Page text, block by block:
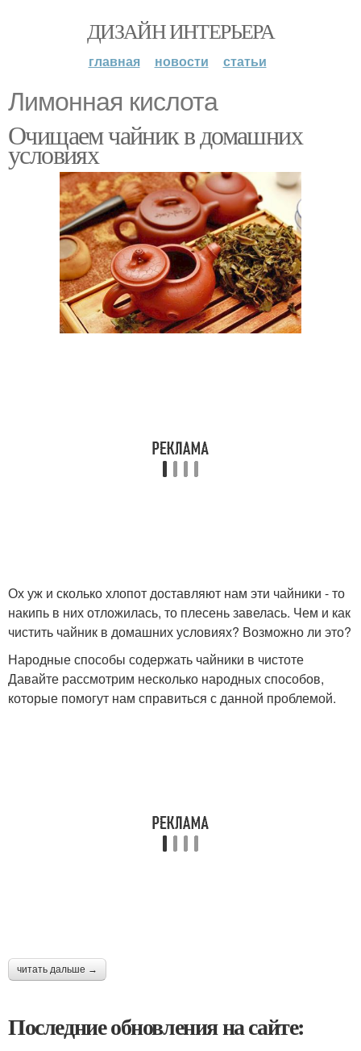
ДИЗАЙН ИНТЕРЬЕРА
главная новости статьи
Лимонная кислота
Очищаем чайник в домашних
условиях
Ох уж и сколько хлопот доставляют нам эти чайники - то
накипь в них отложилась, то плесень завелась. Чем и как
чистить чайник в домашних условиях? Возможно ли это?
Народные способы содержать чайники в чистоте
Давайте рассмотрим несколько народных способов,
которые помогут нам справиться с данной проблемой.
читать дальше →
Последние обновления на сайте: